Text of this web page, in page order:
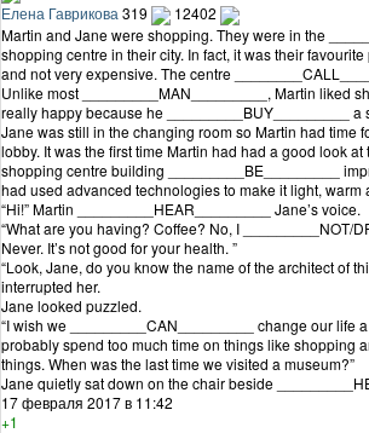
Елена Гаврикова 319
12402
Martin and Jane were shopping. They were in the
shopping centre in their city. In fact, it was their
and not very expensive. The centre
Unlike most _________MAN_________, Martin liked
really happy because he _________BUY_________ a
Jane was still in the changing room so Martin had time
lobby. It was the first time Martin had had a good look
shopping centre building _________BE_________
had used advanced technologies to make it light, warm
“Hi!” Martin _________HEAR_________ Jane’s voice.
“What are you having? Coffee? No, I _________NOT/
Never. It’s not good for your health. ”
“Look, Jane, do you know the name of the architect of
interrupted her.
Jane looked puzzled.
“I wish we _________CAN_________ change our life a
probably spend too much time on things like shopping
things. When was the last time we visited a museum?”
Jane quietly sat down on the chair beside
17 февраля 2017 в 11:42
+1